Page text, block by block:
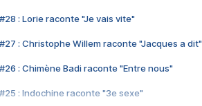
#28 : Lorie raconte "Je vais vite"
#27 : Christophe Willem raconte "Jacques a dit"
#26 : Chimène Badi raconte "Entre nous"
#25 : Indochine raconte "3e sexe"